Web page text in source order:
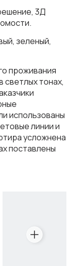
3Д
зеленый,
проживания
светлых тонах,
использованы
линии и
усложнена
поставлены